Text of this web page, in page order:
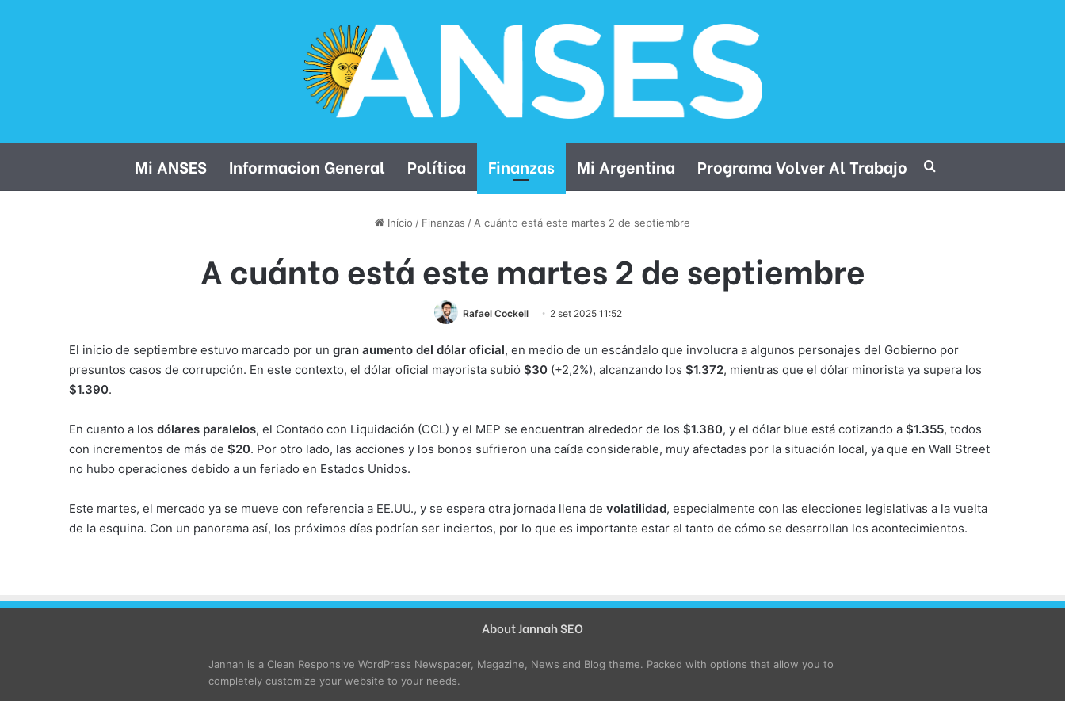
Mi ANSES Informacion General Política Finanzas Mi Argentina Programa Volver Al Trabajo
Início / Finanzas / A cuánto está este martes 2 de septiembre
A cuánto está este martes 2 de septiembre
Rafael Cockell 2 set 2025 11:52
El inicio de septiembre estuvo marcado por un gran aumento del dólar oficial, en medio de un escándalo que involucra a algunos personajes del Gobierno por
presuntos casos de corrupción. En este contexto, el dólar oficial mayorista subió $30 (+2,2%), alcanzando los $1.372, mientras que el dólar minorista ya supera los
$1.390.
En cuanto a los dólares paralelos, el Contado con Liquidación (CCL) y el MEP se encuentran alrededor de los $1.380, y el dólar blue está cotizando a $1.355, todos
con incrementos de más de $20. Por otro lado, las acciones y los bonos sufrieron una caída considerable, muy afectadas por la situación local, ya que en Wall Street
no hubo operaciones debido a un feriado en Estados Unidos.
Este martes, el mercado ya se mueve con referencia a EE.UU., y se espera otra jornada llena de volatilidad, especialmente con las elecciones legislativas a la vuelta
de la esquina. Con un panorama así, los próximos días podrían ser inciertos, por lo que es importante estar al tanto de cómo se desarrollan los acontecimientos.
About Jannah SEO
Jannah is a Clean Responsive WordPress Newspaper, Magazine, News and Blog theme. Packed with options that allow you to
completely customize your website to your needs.